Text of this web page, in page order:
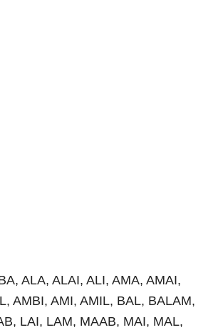
ALA, ALAI, ALI, AMA, AMAI,
AMBI, AMI, AMIL, BAL, BALAM,
LAI, LAM, MAAB, MAI, MAL,